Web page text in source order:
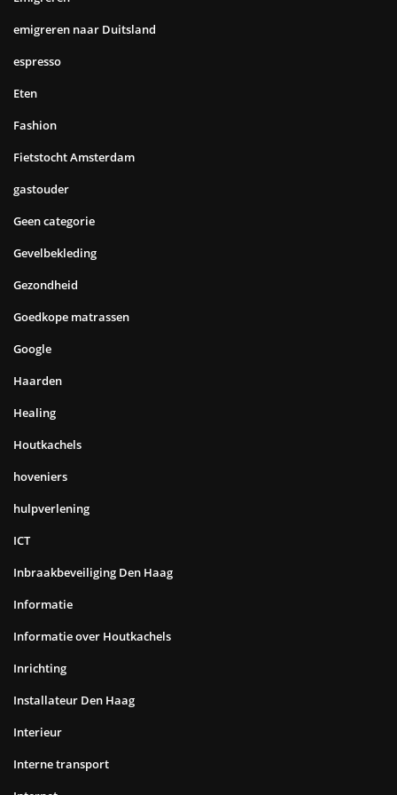
emigreren naar Duitsland
espresso
Eten
Fashion
Fietstocht Amsterdam
gastouder
Geen categorie
Gevelbekleding
Gezondheid
Goedkope matrassen
Google
Haarden
Healing
Houtkachels
hoveniers
hulpverlening
ICT
Inbraakbeveiliging Den Haag
Informatie
Informatie over Houtkachels
Inrichting
Installateur Den Haag
Interieur
Interne transport